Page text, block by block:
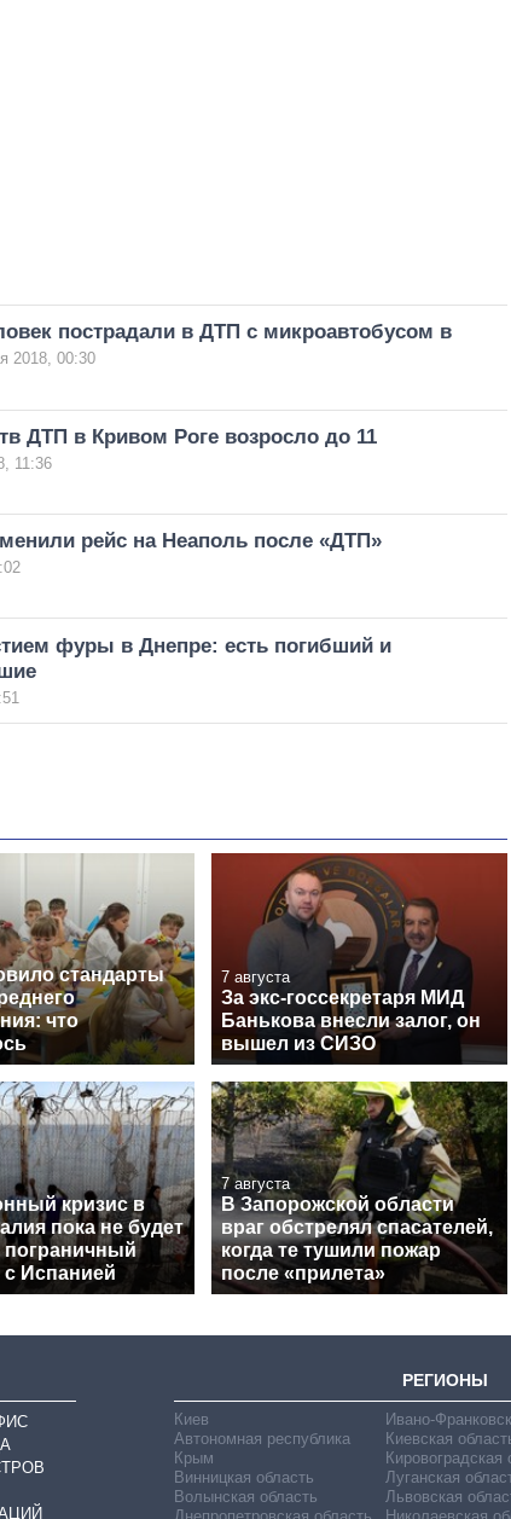
пострадали в ДТП с микроавтобусом в
2018, 00:30
ДТП в Кривом Роге возросло до 11
11:36
рейс на Неаполь после «ДТП»
фуры в Днепре: есть погибший и
стандарты
что
7 августа
За экс-госсекретаря МИД
Банькова внесли залог, он
вышел из СИЗО
кризис в
пока не будет
пограничный
с Испанией
7 августа
В Запорожской области
враг обстрелял спасателей,
когда те тушили пожар
после «прилета»
РЕГИОНЫ
Киев
Автономная республика
Крым
Винницкая область
Волынская область
Ивано-
Киевская
Кировоградская
Луганская
Львовская